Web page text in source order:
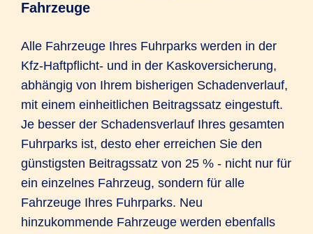
Fahrzeuge
Alle Fahrzeuge Ihres Fuhrparks werden in der
Kfz-Haftpflicht- und in der Kaskoversicherung,
abhängig von Ihrem bisherigen Schadenverlauf,
mit einem einheitlichen Beitragssatz eingestuft.
Je besser der Schadensverlauf Ihres gesamten
Fuhrparks ist, desto eher erreichen Sie den
günstigsten Beitragssatz von 25 % - nicht nur für
ein einzelnes Fahrzeug, sondern für alle
Fahrzeuge Ihres Fuhrparks. Neu
hinzukommende Fahrzeuge werden ebenfalls